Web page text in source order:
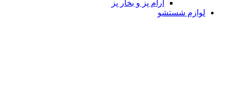
آرام پز و بخار پز
لوازم شستشو